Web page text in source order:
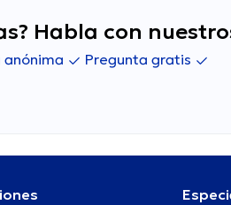
Habla con
Pregunta gratis